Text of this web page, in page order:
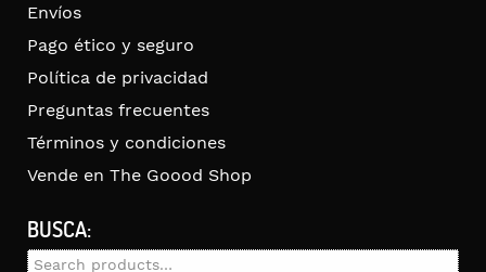
Envíos
Pago ético y seguro
Política de privacidad
Preguntas frecuentes
Términos y condiciones
Vende en The Goood Shop
BUSCA:
Search